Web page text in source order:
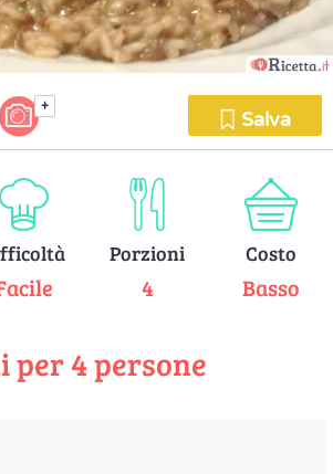
+
Salva
Porzioni
4
Costo
Basso
4 persone